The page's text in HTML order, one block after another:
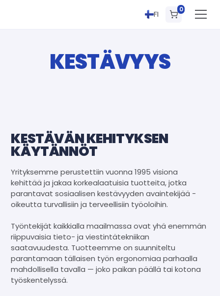
FI 0
KESTÄVYYS
KESTÄVÄN KEHITYKSEN
KÄYTÄNNÖT
Yrityksemme perustettiin vuonna 1995 visiona
kehittää ja jakaa korkealaatuisia tuotteita, jotka
parantavat sosiaalisen kestävyyden avaintekijää -
oikeutta turvallisiin ja terveellisiin työoloihin.
Työntekijät kaikkialla maailmassa ovat yhä enemmän
riippuvaisia tieto- ja viestintätekniikan
saatavuudesta. Tuotteemme on suunniteltu
parantamaan tällaisen työn ergonomiaa parhaalla
mahdollisella tavalla — joko paikan päällä tai kotona
työskentelyssä.